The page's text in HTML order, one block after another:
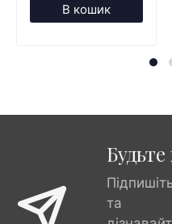
В кошик
Будьте
та